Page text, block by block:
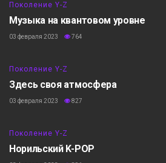
Поколение Y-Z
Музыка на квантовом уровне
03 февраля 2023
764
Поколение Y-Z
Здесь своя атмосфера
03 февраля 2023
827
Поколение Y-Z
Норильский K-POP